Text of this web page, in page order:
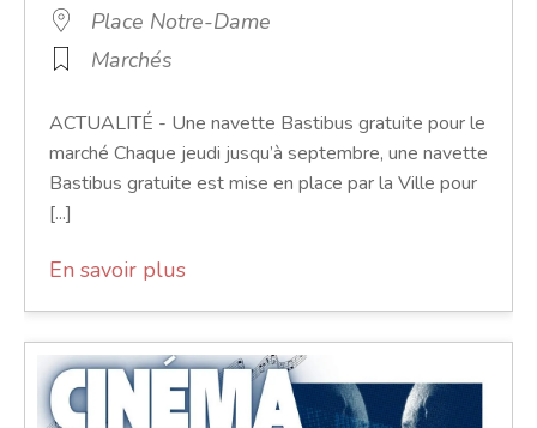
Place Notre-Dame
Marchés
ACTUALITÉ - Une navette Bastibus gratuite pour le
marché Chaque jeudi jusqu’à septembre, une navette
Bastibus gratuite est mise en place par la Ville pour
[...]
En savoir plus